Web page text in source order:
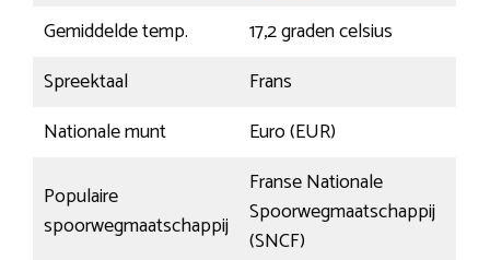
Gemiddelde temp.
17,2 graden celsius
Spreektaal
Frans
Nationale munt
Euro (EUR)
Populaire
spoorwegmaatschappij
Franse Nationale
Spoorwegmaatschappij
(SNCF)